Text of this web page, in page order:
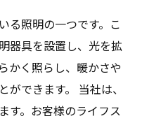
る照明の一つです。こ
器具を設置し、光を拡
かく照らし、暖かさや
できます。 当社は、
す。お客様のライフス